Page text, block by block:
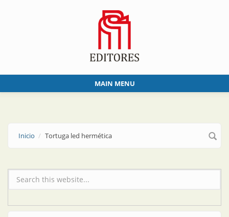
MAIN MENU
Inicio Tortuga led hermética
Formulario de búsqueda